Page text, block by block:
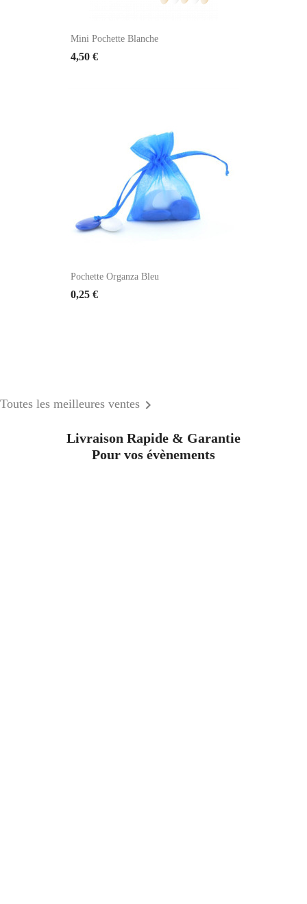
Mini Pochette Blanche
4,50 €
Pochette Organza Bleu
0,25 €
Toutes les meilleures ventes 
Livraison Rapide & Garantie
Pour vos évènements